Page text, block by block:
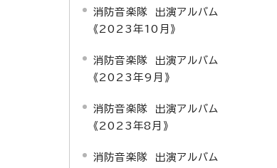
消防音楽隊 出演アルバム
《2023年10月》
消防音楽隊 出演アルバム
《2023年9月》
消防音楽隊 出演アルバム
《2023年8月》
消防音楽隊 出演アルバム